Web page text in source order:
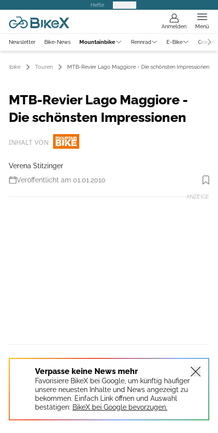
Hefte
Anmelden Menü
Newsletter Bike-News Mountainbike Rennrad E-Bike
Touren MTB-Revier Lago Maggiore - Die schönsten Impressionen
MTB-Revier Lago Maggiore -
Die schönsten Impressionen
INHALT VON
Verena Stitzinger
Veröffentlicht am 01.01.2010
ANZEIGE
Verpasse keine News mehr
Favorisiere BikeX bei Google, um künftig häufiger
unsere neuesten Inhalte und News angezeigt zu
bekommen. Einfach Link öffnen und Auswahl
bestätigen: BikeX bei Google bevorzugen.